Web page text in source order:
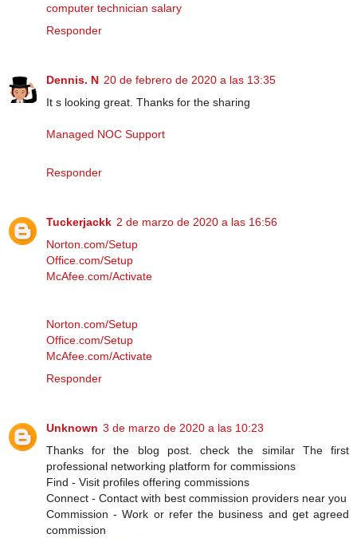
computer technician salary
Responder
Dennis. N 20 de febrero de 2020 a las 13:35
It s looking great. Thanks for the sharing
Managed NOC Support
Responder
Tuckerjackk 2 de marzo de 2020 a las 16:56
Norton.com/Setup
Office.com/Setup
McAfee.com/Activate
Norton.com/Setup
Office.com/Setup
McAfee.com/Activate
Responder
Unknown 3 de marzo de 2020 a las 10:23
Thanks for the blog post. check the similar The first
professional networking platform for commissions
Find - Visit profiles offering commissions
Connect - Contact with best commission providers near you
Commission - Work or refer the business and get agreed
commission